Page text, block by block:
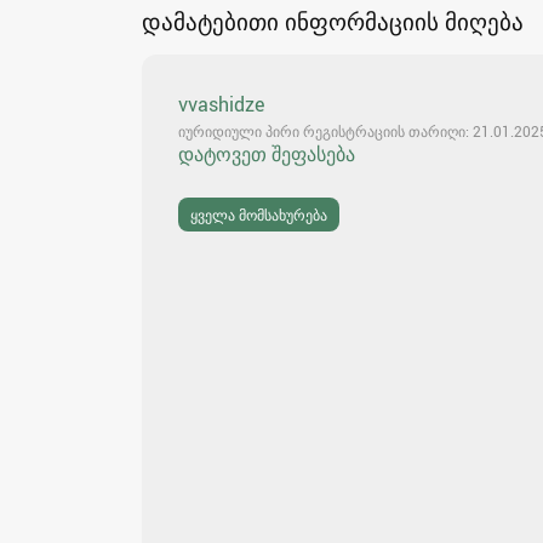
დამატებითი ინფორმაციის მიღება
vvashidze
იურიდიული პირი რეგისტრაციის თარიღი:
დატოვეთ შეფასება
ყველა მომსახურება